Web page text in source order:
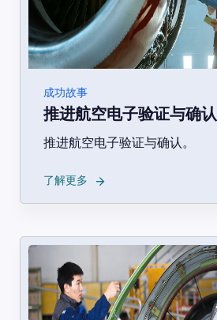
成功故事
推进航空电子验证与确认
推进航空电子验证与确认。
了解更多 →